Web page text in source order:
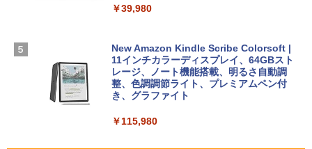
FMV ノートパソコン WE1-K3 (MS 365 P
ersonal/Copilotキー搭載/Win 11/15.6型/
Core i5/16GB/SSD 512GB/ホワイト) FM
VWK3E15W_AZ
￥119,800
版)|オンラインコード版|Windows11、1
￥37,224
￥39,980
New Amazon Kindle Scribe Colorsoft |
11インチカラーディスプレイ、64GBスト
レージ、ノート機能搭載、明るさ自動調
整、色調調節ライト、プレミアムペン付
き、グラファイト
￥115,980